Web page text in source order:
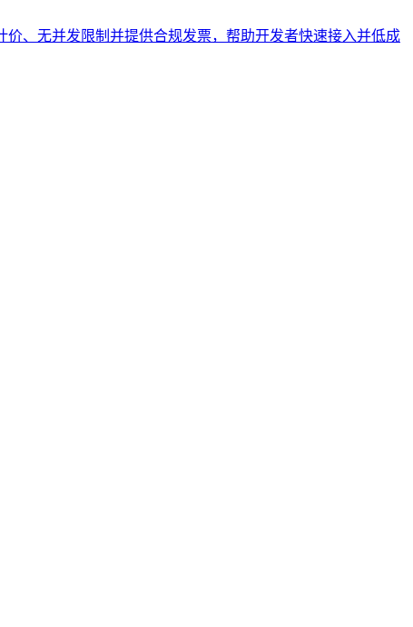
、无并发限制并提供合规发票，帮助开发者快速接入并低成